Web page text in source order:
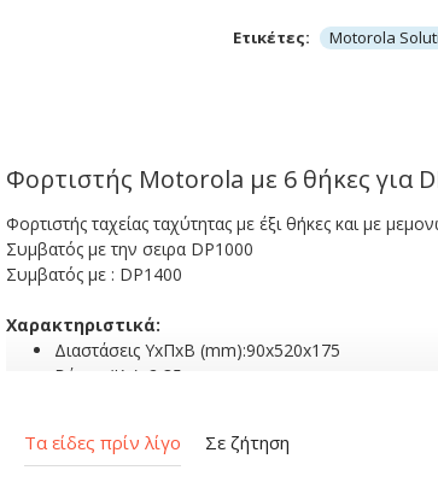
Ετικέτες: Motorola
Φορτιστής Motorola με 6 θήκες για
Φορτιστής ταχείας ταχύτητας με έξι θήκες και με
Συμβατός με την σειρα DP1000
Συμβατός με : DP1400
Χαρακτηριστικά:
Διαστάσεις ΥxΠxΒ (mm):90x520x175
Βάρος (Kg): 2,35
Σύστημα Συντήρησης: Όχι
Τα είδες πρίν λίγο Σε ζήτηση